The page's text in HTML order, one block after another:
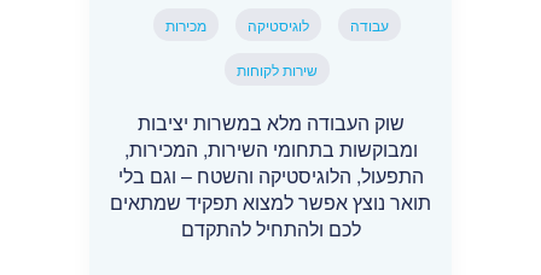
עבודה לוגיסטיקה מכירות
שירות לקוחות
שוק העבודה מלא במשרות יציבות
ומבוקשות בתחומי השירות, המכירות,
התפעול, הלוגיסטיקה והשטח – וגם בלי
תואר נוצץ אפשר למצוא תפקיד שמתאים
לכם ולהתחיל להתקדם